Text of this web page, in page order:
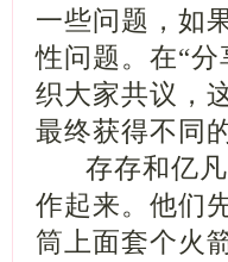
一些问题，如
性问题。在“
织大家共议，
最终获得不同
存存和亿凡
作起来。他们
筒上面套个火